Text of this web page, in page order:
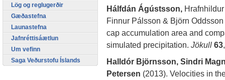
Hálfdán Ágústsson,
Finnur Pálsson & Björn
cap accumulation area and
simulated precipitation. Jökull 63
Halldór Björnsson, Sindri
Petersen (2013). Velocities in
Lög og reglugerðir
Gæðastefna
Launastefna
Jafnréttisáætlun
Um vefinn
Saga Veðurstofu Íslands